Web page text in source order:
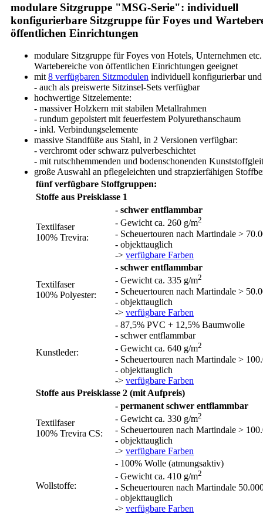
modulare Sitzgruppe "MSG-Serie": individuell
konfigurierbare Sitzgruppe für Foyes und
öffentlichen Einrichtungen
modulare Sitzgruppe für Foyes von Hotels, Unternehmen
Wartebereiche von öffentlichen Einrichtungen geeignet
mit8 verfügbaren Sitzmodulen individuell konfigurierbar und
- auch als preiswerte Sitzinsel-Sets verfügbar
hochwertige Sitzelemente:
- massiver Holzkern mit stabilen Metallrahmen
- rundum gepolstert mit feuerfestem Polyurethanschaum
- inkl. Verbindungselemente
massive Standfüße aus Stahl, in 2 Versionen verfügbar:
- verchromt oder schwarz pulverbeschichtet
- mit rutschhemmenden und bodenschonenden
große Auswahl an pflegeleichten und strapzierfähigen
fünf verfügbare Stoffgruppen:
Stoffe aus Preisklasse 1
Textilfaser
100% Trevira:
- schwer entflammbar
- Gewicht ca. 260 g/m2
- Scheuertouren nach Martindale >
- objekttauglich
-> verfügbare Farben
Textilfaser
100% Polyester:
- schwer entflammbar
- Gewicht ca. 335 g/m2
- Scheuertouren nach Martindale >
- objekttauglich
-> verfügbare Farben
Kunstleder:
- 87,5% PVC + 12,5% Baumwolle
- schwer entflammbar
- Gewicht ca. 640 g/m2
- Scheuertouren nach Martindale >
- objekttauglich
-> verfügbare Farben
Stoffe aus Preisklasse 2 (mit Aufpreis)
Textilfaser
100% Trevira CS:
- permanent schwer entflammbar
- Gewicht ca. 330 g/m2
- Scheuertouren nach Martindale >
- objekttauglich
-> verfügbare Farben
Wollstoffe:
- 100% Wolle (atmungsaktiv)
- Gewicht ca. 410 g/m2
- Scheuertouren nach Martindale
- objekttauglich
-> verfügbare Farben